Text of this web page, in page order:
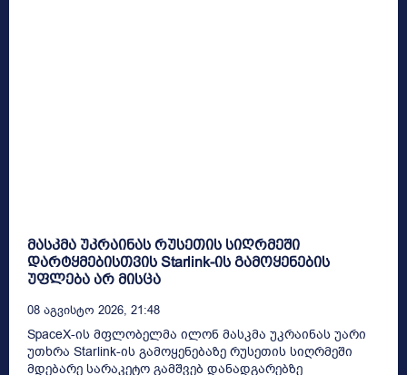
მასკმა უკრაინას რუსეთის სიღრმეში
დარტყმებისთვის Starlink-ის გამოყენების
უფლება არ მისცა
08 Აგვისტო 2026, 21:48
SpaceX-ის მფლობელმა ილონ მასკმა უკრაინას უარი
უთხრა Starlink-ის გამოყენებაზე რუსეთის სიღრმეში
მდებარე სარაკეტო გამშვებ დანადგარებზე